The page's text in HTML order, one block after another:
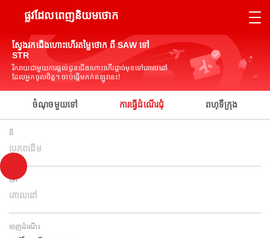
ផ្លូវដែលពេញនិយមថោក
ស្វែងរកជើងហោះហើរតម្លៃថោក ពី SAW ទៅ
STR
រីករាយជាមួយការផ្តល់ជូនជើងហោះហើរផ្តាច់មុខទៅគោលដៅ
ដែលអ្នកចូលចិត្ត។ ចាប់ផ្តើមកក់ឥឡូវនេះ!
ចំណុចមួយទៅ ការធ្វើដំណើរជុំ ពហុទីក្រុង
ពី
ប្រភពដើម
ទៅ
គោលដៅ
ចេញដំណើរ